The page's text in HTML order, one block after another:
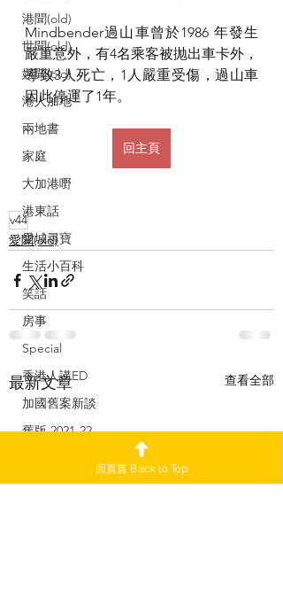
港聞(old)
世聞(old)
娛聞(old)
港人加地
兩地書
家庭
大加港嘢
港東話
愛城尋寶
生活小百科
笑話
房事
Special
香港人講ED
加國舊案新談
舊版 2021-22
加愛焦點新聞
Mindbender過山車曾於1986 年發生
嚴重意外，有4名乘客被抛出車卡外，
導致3人死亡，1人嚴重受傷，過山車
因此停運了1年。
回主頁
v44
愛聞(old)
最新文章 查看全部
回頁首 Back to Top